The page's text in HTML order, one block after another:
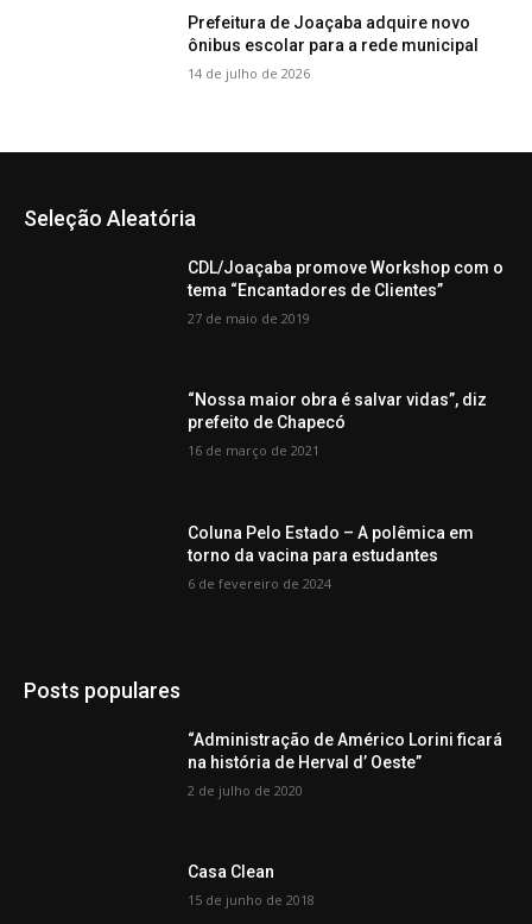
Prefeitura de Joaçaba adquire novo
ônibus escolar para a rede municipal
14 de julho de 2026
Seleção Aleatória
CDL/Joaçaba promove Workshop com o
tema “Encantadores de Clientes”
27 de maio de 2019
“Nossa maior obra é salvar vidas”, diz
prefeito de Chapecó
16 de março de 2021
Coluna Pelo Estado – A polêmica em
torno da vacina para estudantes
6 de fevereiro de 2024
Posts populares
“Administração de Américo Lorini ficará
na história de Herval d’ Oeste”
2 de julho de 2020
Casa Clean
15 de junho de 2018